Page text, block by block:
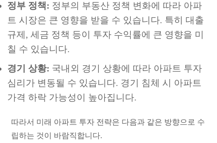
정부 정책: 정부의 부동산 정책 변화에 따라 아파
트 시장은 큰 영향을 받을 수 있습니다. 특히 대출
규제, 세금 정책 등이 투자 수익률에 큰 영향을 미
칠 수 있습니다.
경기 상황: 국내외 경기 상황에 따라 아파트 투자
심리가 변동될 수 있습니다. 경기 침체 시 아파트
가격 하락 가능성이 높아집니다.
따라서 미래 아파트 투자 전략은 다음과 같은 방향으로 수
립하는 것이 바람직합니다.